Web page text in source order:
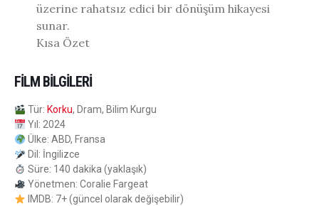
üzerine rahatsız edici bir dönüşüm hikayesi
sunar.
Kısa Özet
FILM BILGILERI
Tür: Korku, Dram, Bilim Kurgu
Yıl: 2024
Ülke: ABD, Fransa
Dil: İngilizce
Süre: 140 dakika (yaklaşık)
Yönetmen: Coralie Fargeat
IMDB: 7+ (güncel olarak değişebilir)